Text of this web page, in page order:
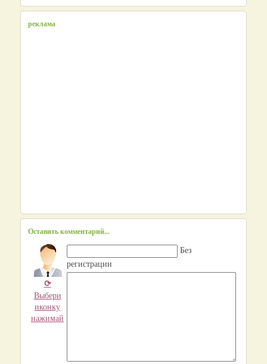
реклама
Оставить комментарий...
⟳
Выбери
иконку
нажимай
Без
регистрации